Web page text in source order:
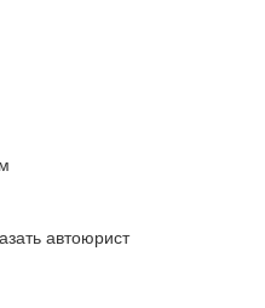
автоюрист